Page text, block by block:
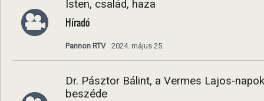
Isten, család, haza
Híradó
Pannon RTV 2024. május 25.
Dr. Pásztor Bálint, a Vermes Lajos-
beszéde